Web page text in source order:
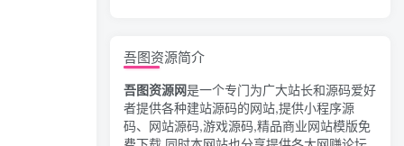
吾图资源简介
吾图资源网是一个专门为广大站长和源码爱好
者提供各种建站源码的网站,提供小程序源
码、网站源码,游戏源码,精品商业网站模版免